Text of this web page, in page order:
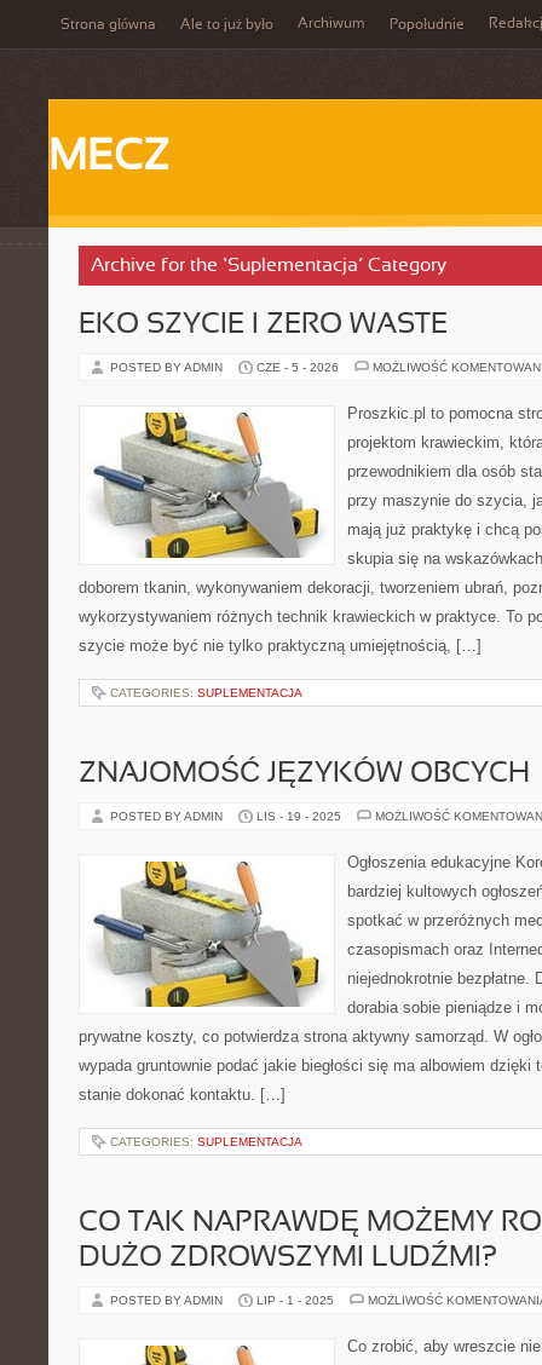
Strona główna Ale to już było Archiwum Popołudnie
MECZ
Archive for the ‘Suplementacja’ Category
EKO SZYCIE I ZERO WASTE
POSTED BY ADMIN CZE - 5 - 2026 MOŻLIWOŚĆ
Proszkic.pl to pomocna
projektom krawieckim,
przewodnikiem dla osób
przy maszynie do szycia,
mają już praktykę i chcą
skupia się na
doborem tkanin, wykonywaniem dekoracji, tworzeniem ubrań,
wykorzystywaniem różnych technik krawieckich w praktyce. To
szycie może być nie tylko praktyczną umiejętnością, […]
CATEGORIES: SUPLEMENTACJA
ZNAJOMOŚĆ JĘZYKÓW OBCYCH
POSTED BY ADMIN LIS - 19 - 2025 MOŻLIWOŚĆ
Ogłoszenia edukacyjne
bardziej kultowych
spotkać w przeróżnych
czasopismach oraz
niejednokrotnie bezpłatne.
dorabia sobie pieniądze i
prywatne koszty, co potwierdza strona aktywny samorząd. W
wypada gruntownie podać jakie biegłości się ma albowiem dzięki
stanie dokonać kontaktu. […]
CATEGORIES: SUPLEMENTACJA
CO TAK NAPRAWDĘ MOŻEMY
DUŻO ZDROWSZYMI LUDŹMI?
POSTED BY ADMIN LIP - 1 - 2025 MOŻLIWOŚĆ
Co zrobić, aby wreszcie